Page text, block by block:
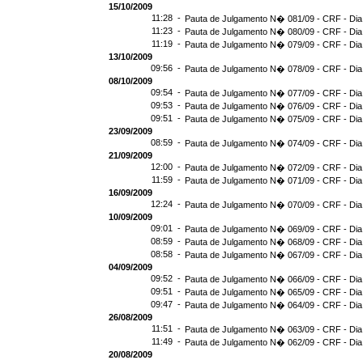
15/10/2009
11:28 - Pauta de Julgamento N� 081/09 - CRF -
11:23 - Pauta de Julgamento N� 080/09 - CRF -
11:19 - Pauta de Julgamento N� 079/09 - CRF -
13/10/2009
09:56 - Pauta de Julgamento N� 078/09 - CRF -
08/10/2009
09:54 - Pauta de Julgamento N� 077/09 - CRF -
09:53 - Pauta de Julgamento N� 076/09 - CRF -
09:51 - Pauta de Julgamento N� 075/09 - CRF -
23/09/2009
08:59 - Pauta de Julgamento N� 074/09 - CRF -
21/09/2009
12:00 - Pauta de Julgamento N� 072/09 - CRF -
11:59 - Pauta de Julgamento N� 071/09 - CRF -
16/09/2009
12:24 - Pauta de Julgamento N� 070/09 - CRF -
10/09/2009
09:01 - Pauta de Julgamento N� 069/09 - CRF -
08:59 - Pauta de Julgamento N� 068/09 - CRF -
08:58 - Pauta de Julgamento N� 067/09 - CRF -
04/09/2009
09:52 - Pauta de Julgamento N� 066/09 - CRF - Dia
09:51 - Pauta de Julgamento N� 065/09 - CRF -
09:47 - Pauta de Julgamento N� 064/09 - CRF -
26/08/2009
11:51 - Pauta de Julgamento N� 063/09 - CRF -
11:49 - Pauta de Julgamento N� 062/09 - CRF -
20/08/2009